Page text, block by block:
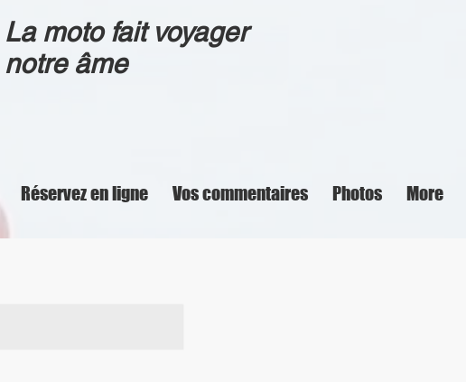
La moto fait voyager
notre âme
Réservez en ligne Vos commentaires Photos More